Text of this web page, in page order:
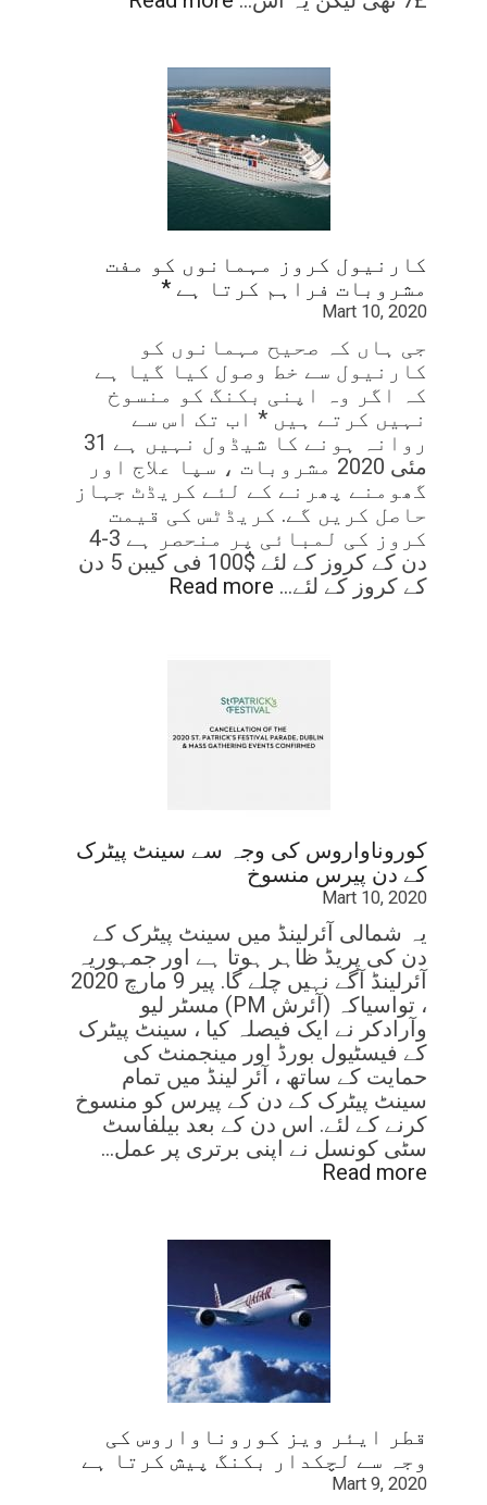
کارنیول کروز مہمانوں کو مفت
مشروبات فراہم کرتا ہے *
Mart 10, 2020
جی ہاں کہ صحیح مہمانوں کو
کارنیول سے خط وصول کیا گیا ہے
کہ اگر وہ اپنی بکنگ کو منسوخ
نہیں کرتے ہیں * اب تک اس سے
روانہ ہونے کا شیڈول نہیں ہے 31
مئی 2020 مشروبات ، سپا علاج اور
گھومنے پھرنے کے لئے کریڈٹ جہاز
حاصل کریں گے. کریڈٹس کی قیمت
کروز کی لمبائی پر منحصر ہے 3-4
دن کے کروز کے لئے $100 فی کیبن 5 دن
کے کروز کے لئے… Read more
کوروناواروس کی وجہ سے سینٹ پیٹرک
کے دن پیرس منسوخ
Mart 10, 2020
یہ شمالی آئرلینڈ میں سینٹ پیٹرک کے
دن کی پریڈ ظاہر ہوتا ہے اور جمہوریہ
آئرلینڈ آگے نہیں چلے گا. پیر 9 مارچ 2020
، تواسیاکہ (آئرش PM) مسٹر لیو
وآرادکر نے ایک فیصلہ کیا ، سینٹ پیٹرک
کے فیسٹیول بورڈ اور مینجمنٹ کی
حمایت کے ساتھ ، آئر لینڈ میں تمام
سینٹ پیٹرک کے دن کے پیرس کو منسوخ
کرنے کے لئے. اس دن کے بعد بیلفاسٹ
سٹی کونسل نے اپنی برتری پر عمل…
Read more
قطر ایئر ویز کوروناواروس کی
وجہ سے لچکدار بکنگ پیش کرتا ہے
Mart 9, 2020